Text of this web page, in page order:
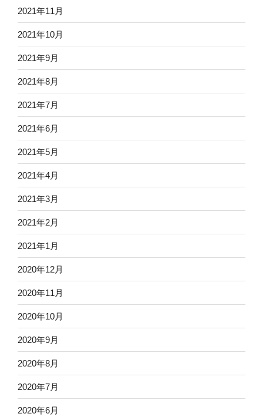
2021年11月
2021年10月
2021年9月
2021年8月
2021年7月
2021年6月
2021年5月
2021年4月
2021年3月
2021年2月
2021年1月
2020年12月
2020年11月
2020年10月
2020年9月
2020年8月
2020年7月
2020年6月